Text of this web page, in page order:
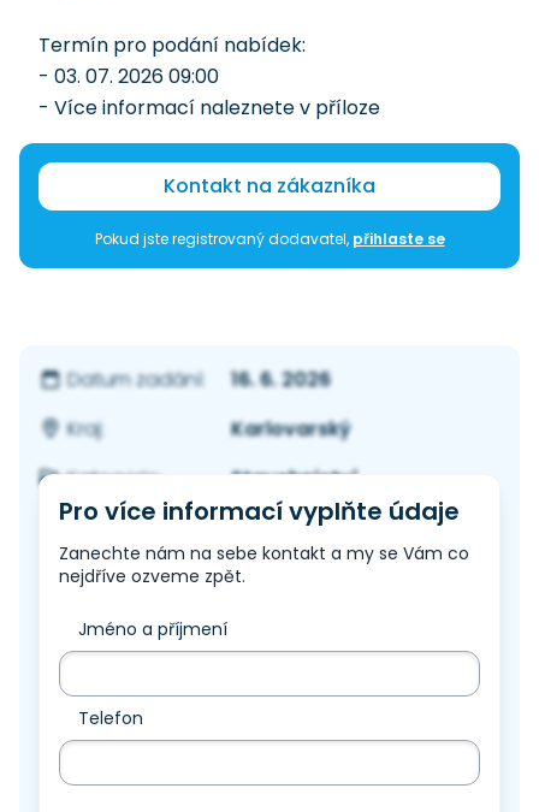
Termín pro podání nabídek:
- 03. 07. 2026 09:00
- Více informací naleznete v příloze
Kontakt na zákazníka
Pokud jste registrovaný dodavatel, přihlaste se
Datum zadání:
16. 6. 2026
Kraj:
Karlovarský
Kategorie:
Stavebnictví
Pro více informací vyplňte údaje
Zanechte nám na sebe kontakt a my se Vám co
nejdříve ozveme zpět.
Jméno a příjmení
Telefon